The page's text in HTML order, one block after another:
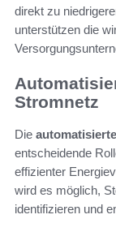
direkt zu
unterstützen die
Stromnetz
Die
entscheidende
effizienter
wird es möglich,
identifizieren und